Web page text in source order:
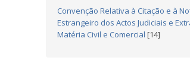
Convenção Relativa à Citação e à
Estrangeiro dos Actos Judiciais e
Matéria Civil e Comercial [14]